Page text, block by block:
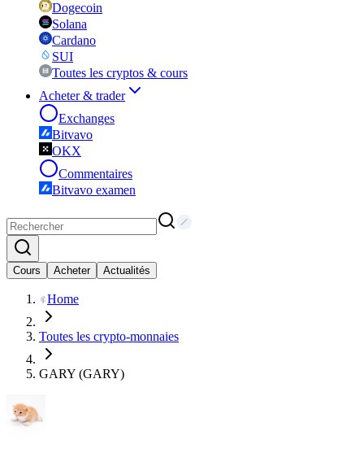
Dogecoin
Solana
Cardano
SUI
Toutes les cryptos & cours
Acheter & trader
Exchanges
Bitvavo
OKX
Commentaires
Bitvavo examen
Cours Acheter Actualités
Home
Toutes les crypto-monnaies
GARY (GARY)